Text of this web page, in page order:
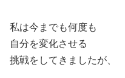
私は今までも何度も
自分を変化させる
挑戦をしてきましたが、